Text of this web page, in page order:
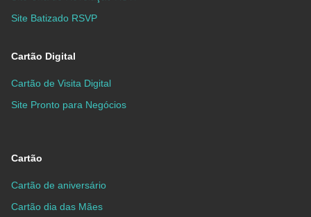
Site Batizado RSVP
Cartão Digital
Cartão de Visita Digital
Site Pronto para Negócios
Cartão
Cartão de aniversário
Cartão dia das Mães